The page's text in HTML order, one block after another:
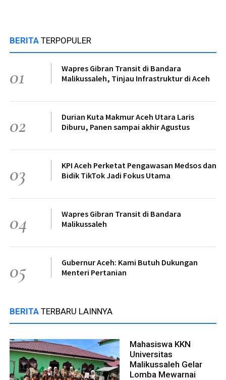
BERITA TERPOPULER
01
Wapres Gibran Transit di Bandara
Malikussaleh, Tinjau Infrastruktur di Aceh
02
Durian Kuta Makmur Aceh Utara Laris
Diburu, Panen sampai akhir Agustus
03
KPI Aceh Perketat Pengawasan Medsos dan
Bidik TikTok Jadi Fokus Utama
04
Wapres Gibran Transit di Bandara
Malikussaleh
05
Gubernur Aceh: Kami Butuh Dukungan
Menteri Pertanian
BERITA TERBARU LAINNYA
Mahasiswa KKN
Universitas
Malikussaleh Gelar
Lomba Mewarnai